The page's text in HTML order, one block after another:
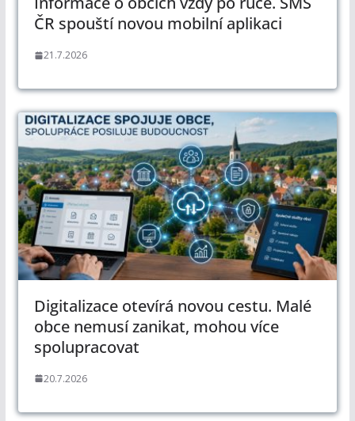
ČR spouští novou mobilní aplikaci
21.7.2026
Digitalizace otevírá novou cestu. Malé
obce nemusí zanikat, mohou více
spolupracovat
20.7.2026